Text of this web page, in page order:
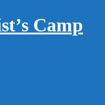
Camp